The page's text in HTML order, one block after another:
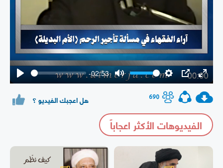
Play
-02:53
Mute
Settings
PIP Enter
690 هل اعجبك الفيديو ؟
الفيديوهات الأكثر اعجاباً